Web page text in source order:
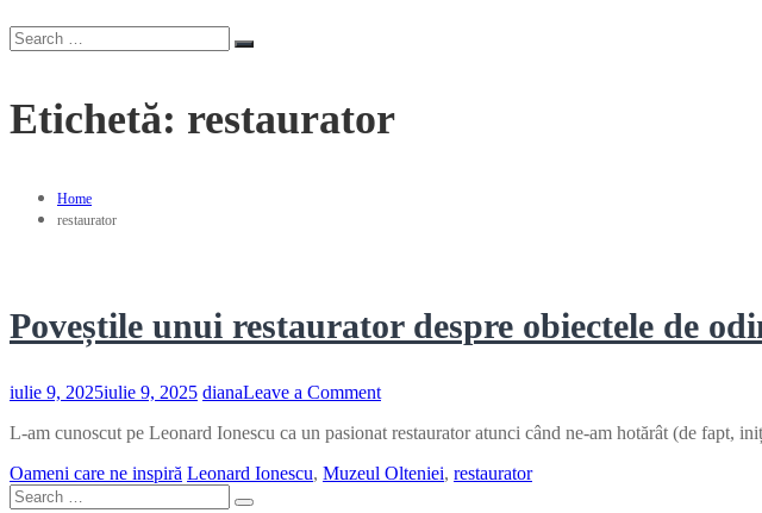
finețuri
Search
for:
Search
Etichetă: restaurator
Home
restaurator
Poveștile unui restaurator despre obiectele de
iulie 9, 2025iulie 9, 2025 dianaLeave a Commenton
unui
despre
L-am cunoscut pe Leonard Ionescu ca un pasionat restaurator atunci când ne-am hotărât (de fapt,
Oameni care ne inspiră Leonard Ionescu, Muzeul Olteniei, restaurator
Search